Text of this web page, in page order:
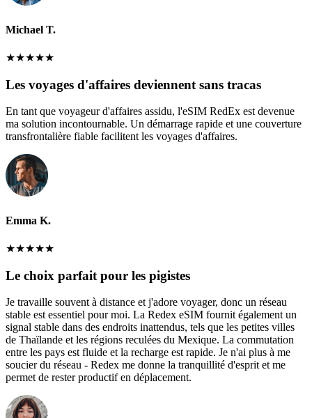
Michael T.
★★★★★
Les voyages d'affaires deviennent sans tracas
En tant que voyageur d'affaires assidu, l'eSIM RedEx est devenue
ma solution incontournable. Un démarrage rapide et une couverture
transfrontalière fiable facilitent les voyages d'affaires.
Emma K.
★★★★★
Le choix parfait pour les pigistes
Je travaille souvent à distance et j'adore voyager, donc un réseau
stable est essentiel pour moi. La Redex eSIM fournit également un
signal stable dans des endroits inattendus, tels que les petites villes
de Thaïlande et les régions reculées du Mexique. La commutation
entre les pays est fluide et la recharge est rapide. Je n'ai plus à me
soucier du réseau - Redex me donne la tranquillité d'esprit et me
permet de rester productif en déplacement.